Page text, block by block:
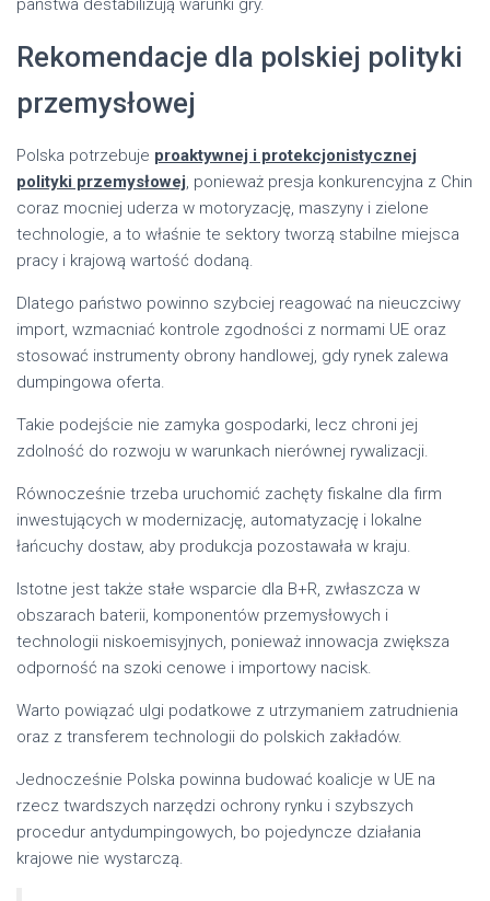
państwa destabilizują warunki gry.
Rekomendacje dla polskiej polityki
przemysłowej
Polska potrzebuje proaktywnej i protekcjonistycznej
polityki przemysłowej, ponieważ presja konkurencyjna z Chin
coraz mocniej uderza w motoryzację, maszyny i zielone
technologie, a to właśnie te sektory tworzą stabilne miejsca
pracy i krajową wartość dodaną.
Dlatego państwo powinno szybciej reagować na nieuczciwy
import, wzmacniać kontrole zgodności z normami UE oraz
stosować instrumenty obrony handlowej, gdy rynek zalewa
dumpingowa oferta.
Takie podejście nie zamyka gospodarki, lecz chroni jej
zdolność do rozwoju w warunkach nierównej rywalizacji.
Równocześnie trzeba uruchomić zachęty fiskalne dla firm
inwestujących w modernizację, automatyzację i lokalne
łańcuchy dostaw, aby produkcja pozostawała w kraju.
Istotne jest także stałe wsparcie dla B+R, zwłaszcza w
obszarach baterii, komponentów przemysłowych i
technologii niskoemisyjnych, ponieważ innowacja zwiększa
odporność na szoki cenowe i importowy nacisk.
Warto powiązać ulgi podatkowe z utrzymaniem zatrudnienia
oraz z transferem technologii do polskich zakładów.
Jednocześnie Polska powinna budować koalicje w UE na
rzecz twardszych narzędzi ochrony rynku i szybszych
procedur antydumpingowych, bo pojedyncze działania
krajowe nie wystarczą.